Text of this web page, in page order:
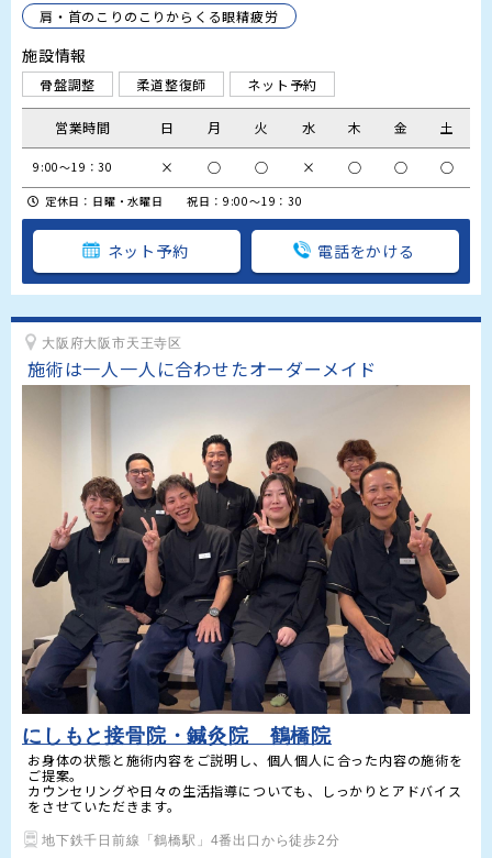
肩・首のこりのこりからくる眼精疲労
施設情報
骨盤調整 柔道整復師 ネット予約
営業時間 日 月 火 水 木 金 土
9:00～19：30 × ○ ○ × ○ ○ ○
定休日：日曜・水曜日 祝日：9:00～19：30
ネット予約 電話をかける
大阪府大阪市天王寺区
施術は一人一人に合わせたオーダーメイド
にしもと接骨院・鍼灸院 鶴橋院
お身体の状態と施術内容をご説明し、個人個人に合った内容の施術を
ご提案。
カウンセリングや日々の生活指導についても、しっかりとアドバイス
をさせていただきます。
地下鉄千日前線「鶴橋駅」4番出口から徒歩2分